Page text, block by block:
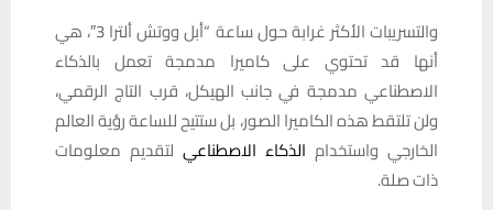
والتسريبات الأكثر غرابة حول ساعة “أبل ووتش ألترا 3″، هي
أنها قد تحتوي على كاميرا مدمجة تعمل بالذكاء
الاصطناعي مدمجة في جانب الهيكل، قرب التاج الرقمي،
ولن تلتقط هذه الكاميرا الصور، بل ستتيح للساعة رؤية العالم
الخارجي واستخدام الذكاء الاصطناعي لتقديم معلومات
ذات صلة.